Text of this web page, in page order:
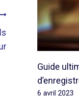
Guide
6 avril 2023